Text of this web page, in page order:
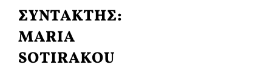
ΣΥΝΤΑΚΤΗΣ:
MARIA
SOTIRAKOU